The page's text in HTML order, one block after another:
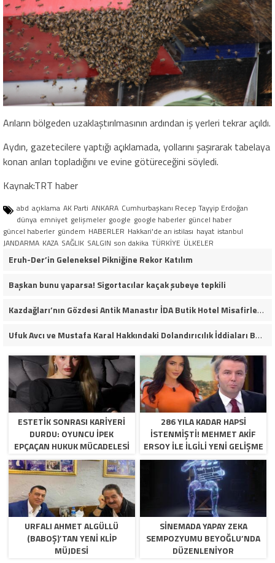
Arıların bölgeden uzaklaştırılmasının ardından iş yerleri tekrar açıldı.
Aydın, gazetecilere yaptığı açıklamada, yollarını şaşırarak tabelaya
konan arıları topladığını ve evine götüreceğini söyledi.
Kaynak:TRT haber
abd açıklama AK Parti ANKARA Cumhurbaşkanı Recep Tayyip Erdoğan
dünya emniyet gelişmeler google google haberler güncel haber
güncel haberler gündem HABERLER Hakkari'de arı istilası hayat istanbul
JANDARMA KAZA SAĞLIK SALGIN son dakika TÜRKİYE ÜLKELER
Eruh-Der’in Geleneksel Pikniğine Rekor Katılım
Başkan bunu yaparsa! Sigortacılar kaçak şubeye tepkili
Kazdağları’nın Gözdesi Antik Manastır İDA Butik Hotel Misafirlerinden Tam Not Alıyor
Ufuk Avcı ve Mustafa Karal Hakkındaki Dolandırıcılık İddiaları Büyüyor
ESTETIK SONRASI KARIYERI
DURDU: OYUNCU İPEK
EPÇAÇAN HUKUK MÜCADELESI
VERIYOR
286 YILA KADAR HAPSI
ISTENMIŞTI! MEHMET AKIF
ERSOY ILE ILGILI YENI GELIŞME
URFALI AHMET ALGÜLLÜ
(BABOŞ)’TAN YENI KLIP
MÜJDESI
SINEMADA YAPAY ZEKA
SEMPOZYUMU BEYOĞLU’NDA
DÜZENLENIYOR